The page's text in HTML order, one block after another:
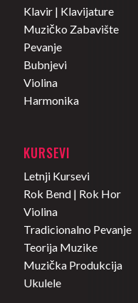
Klavir | Klavijature
Muzičko Zabavište
Pevanje
Bubnjevi
Violina
Harmonika
KURSEVI
Letnji Kursevi
Rok Bend | Rok Hor
Violina
Tradicionalno Pevanje
Teorija Muzike
Muzička Produkcija
Ukulele